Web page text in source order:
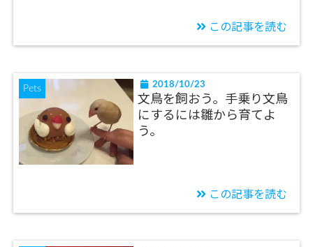
この記事を読む
Pets 2018/10/23
文鳥を飼おう。手乗り文鳥
にするには雛から育てよ
う。
この記事を読む